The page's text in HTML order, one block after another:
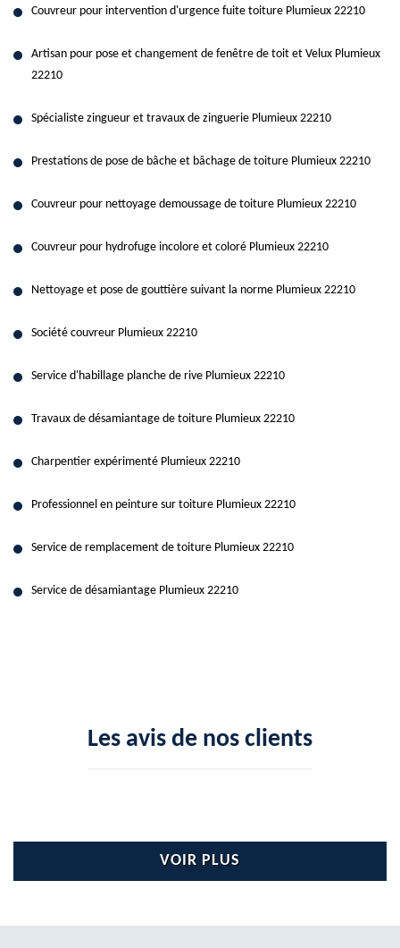
Couvreur pour intervention d'urgence fuite toiture Plumieux 22210
Artisan pour pose et changement de fenêtre de toit et Velux Plumieux
22210
Spécialiste zingueur et travaux de zinguerie Plumieux 22210
Prestations de pose de bâche et bâchage de toiture Plumieux 22210
Couvreur pour nettoyage demoussage de toiture Plumieux 22210
Couvreur pour hydrofuge incolore et coloré Plumieux 22210
Nettoyage et pose de gouttière suivant la norme Plumieux 22210
Société couvreur Plumieux 22210
Service d'habillage planche de rive Plumieux 22210
Travaux de désamiantage de toiture Plumieux 22210
Charpentier expérimenté Plumieux 22210
Professionnel en peinture sur toiture Plumieux 22210
Service de remplacement de toiture Plumieux 22210
Service de désamiantage Plumieux 22210
Les avis de nos clients
VOIR PLUS